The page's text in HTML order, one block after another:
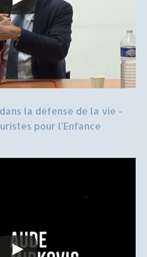
la défense de la vie -
pour l’Enfance